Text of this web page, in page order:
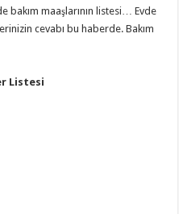
bakım maaşlarının listesi… Evde
cevabı bu haberde. Bakım
Listesi